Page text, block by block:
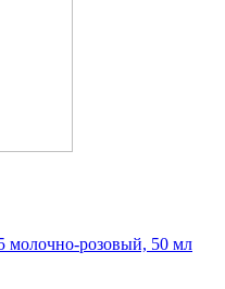
молочно-розовый, 50 мл